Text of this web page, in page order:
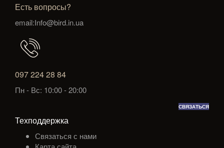
Есть вопросы?
email:Info@bird.in.ua
097 224 28 84
Пн - Вс: 10:00 - 20:00
СВЯЗАТЬСЯ
Техподдержка
Связаться с нами